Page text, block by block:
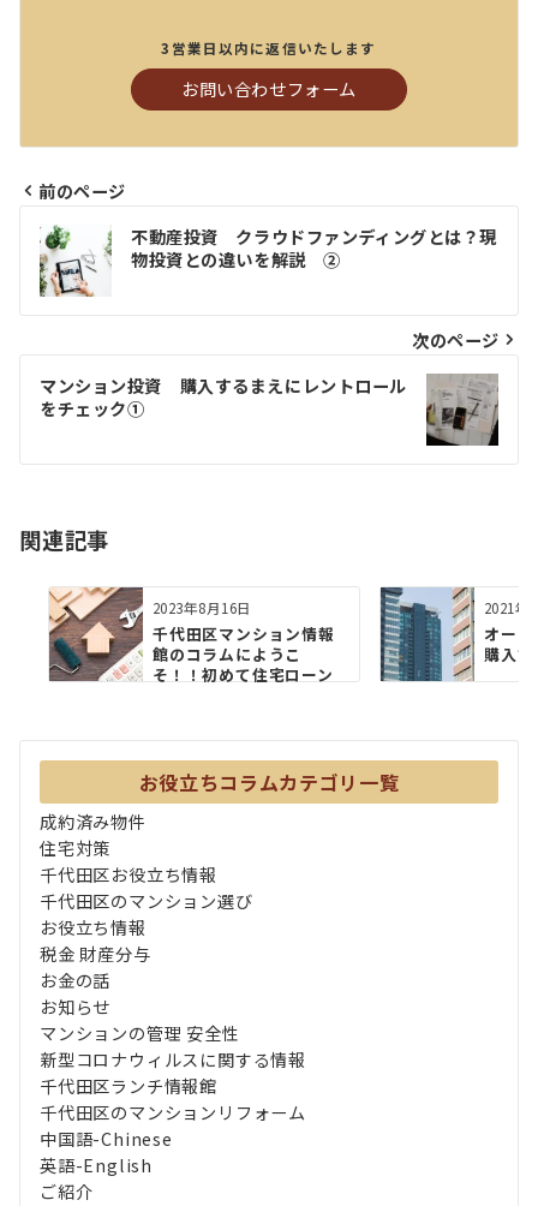
3営業日以内に返信いたします
お問い合わせフォーム
投
稿
ナ
ビ
ゲ
シ
ン
前のページ
不動産投資 クラウドファンディングとは？現
物投資との違いを解説 ②
次のページ
マンション投資 購入するまえにレントロール
をチェック①
関連記事
2023年8月16日
千代田区マンション情報
館のコラムにようこ
そ！！初めて住宅ローン
2021年
オー
購入
お役立ちコラムカテゴリ一覧
成約済み物件
住宅対策
千代田区お役立ち情報
千代田区のマンション選び
お役立ち情報
税金 財産分与
お金の話
お知らせ
マンションの管理 安全性
新型コロナウィルスに関する情報
千代田区ランチ情報館
千代田区のマンションリフォーム
中国語-Chinese
英語-English
ご紹介